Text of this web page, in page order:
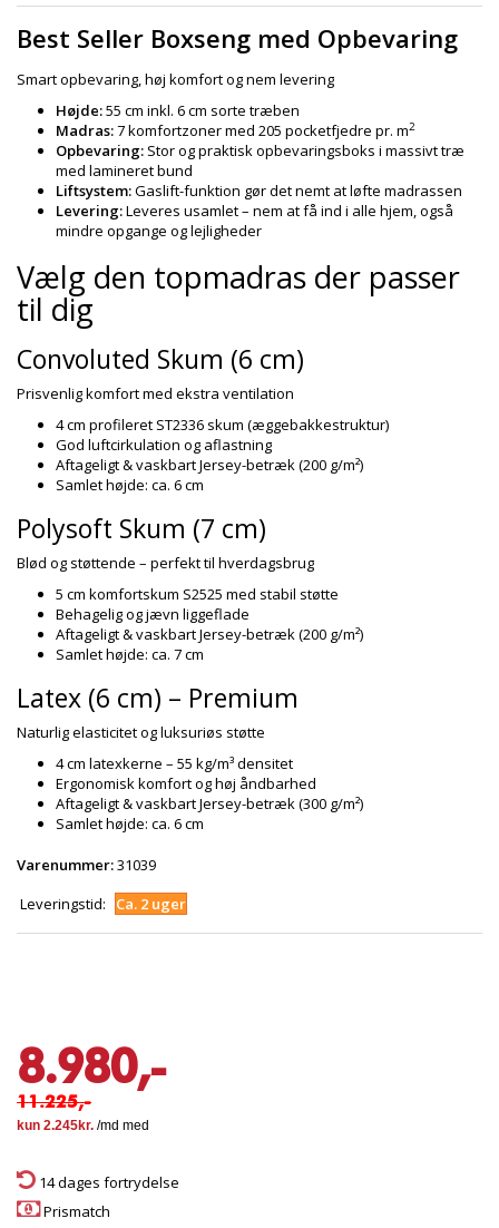
Best Seller Boxseng med Opbevaring
Smart opbevaring, høj komfort og nem levering
Højde:55 cm inkl. 6 cm sorte træben
Madras:7 komfortzoner med 205 pocketfjedre pr. m2
Opbevaring: Stor og praktisk opbevaringsboks i massivt træ
med lamineret bund
Liftsystem:Gaslift-funktion gør det nemt at løfte madrassen
Levering:Leveres usamlet – nem at få ind i alle hjem, også
mindre opgange og lejligheder
Vælg den topmadras der passer
til dig
Convoluted Skum (6 cm)
Prisvenlig komfort med ekstra ventilation
4 cm profileret ST2336 skum (æggebakkestruktur)
God luftcirkulation og aflastning
Aftageligt & vaskbart Jersey-betræk (200 g/m²)
Samlet højde: ca. 6 cm
Polysoft Skum (7 cm)
Blød og støttende – perfekt til hverdagsbrug
5 cm komfortskum S2525 med stabil støtte
Behagelig og jævn liggeflade
Aftageligt & vaskbart Jersey-betræk (200 g/m²)
Samlet højde: ca. 7 cm
Latex (6 cm) – Premium
Naturlig elasticitet og luksuriøs støtte
4 cm latexkerne – 55 kg/m³ densitet
Ergonomisk komfort og høj åndbarhed
Aftageligt & vaskbart Jersey-betræk (300 g/m²)
Samlet højde: ca. 6 cm
Varenummer:31039
Leveringstid:
Ca. 2 uger
8.980,-
11.225,-
14 dages fortrydelse
Prismatch